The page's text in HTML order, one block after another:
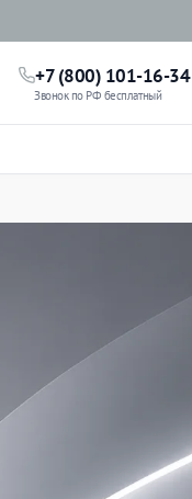
+7 (800) 101-16-34
Звонок по РФ бесплатный